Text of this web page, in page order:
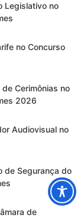
Legislativo no
no Concurso
Cerimônias no
2026
Audiovisual no
de Segurança do
de